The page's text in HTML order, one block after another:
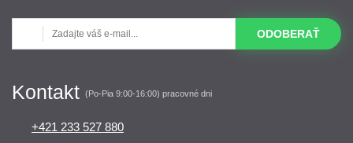
ODOBERAŤ
Kontakt (Po-Pia 9:00-16:00) pracovné dni
+421 233 527 880